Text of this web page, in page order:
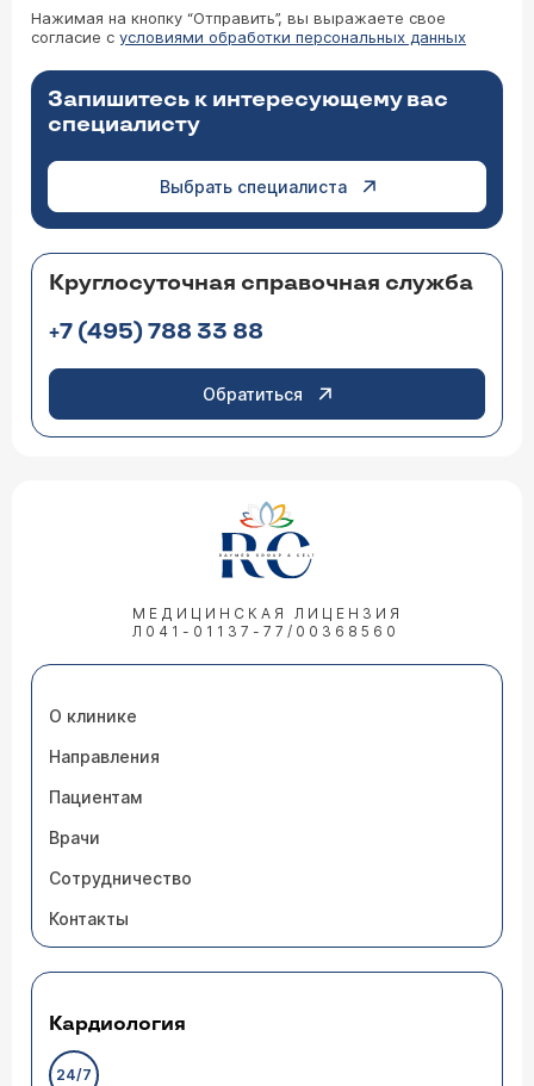
Нажимая на кнопку “Отправить”, вы выражаете свое
согласие с условиями обработки персональных данных
Запишитесь к интересующему вас
специалисту
Выбрать специалиста
Круглосуточная справочная служба
+7 (495) 788 33 88
Обратиться
МЕДИЦИНСКАЯ ЛИЦЕНЗИЯ
Л041-01137-77/00368560
О клинике
Направления
Пациентам
Врачи
Сотрудничество
Контакты
Кардиология
24/7